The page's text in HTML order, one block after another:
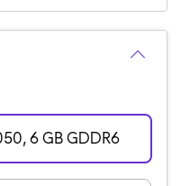
6 GB GDDR6